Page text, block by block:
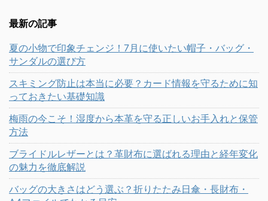
最新の記事
夏の小物で印象チェンジ！7月に使いたい帽子・バッグ・
サンダルの選び方
スキミング防止は本当に必要？カード情報を守るために知
っておきたい基礎知識
梅雨の今こそ！湿度から本革を守る正しいお手入れと保管
方法
ブライドルレザーとは？革財布に選ばれる理由と経年変化
の魅力を徹底解説
バッグの大きさはどう選ぶ？折りたたみ日傘・長財布・